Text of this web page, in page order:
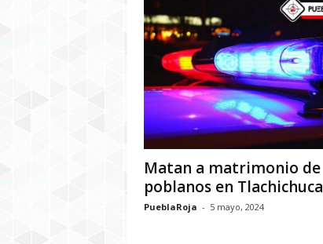
Matan a matrimonio de
poblanos en Tlachichuca
PueblaRoja - 5 mayo, 2024